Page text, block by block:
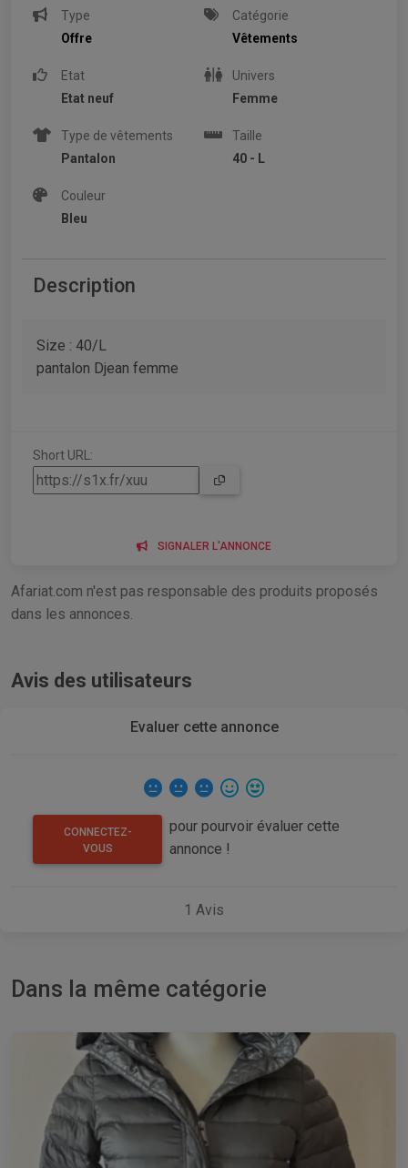
Type
Offre
Catégorie
Vêtements
Etat
Etat neuf
Univers
Femme
Type de vêtements
Pantalon
Taille
40 - L
Couleur
Bleu
Description
Size : 40/L
pantalon Djean femme
Short URL:
SIGNALER L'ANNONCE
Afariat.com n'est pas responsable des produits proposés
dans les annonces.
Avis des utilisateurs
Evaluer cette annonce
CONNECTEZ-
VOUS
pour pourvoir évaluer cette
annonce !
1 Avis
Dans la même catégorie